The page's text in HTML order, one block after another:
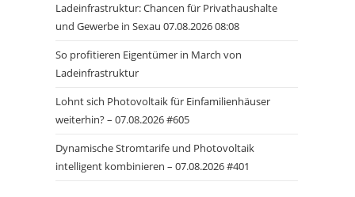
Ladeinfrastruktur: Chancen für Privathaushalte
und Gewerbe in Sexau 07.08.2026 08:08
So profitieren Eigentümer in March von
Ladeinfrastruktur
Lohnt sich Photovoltaik für Einfamilienhäuser
weiterhin? – 07.08.2026 #605
Dynamische Stromtarife und Photovoltaik
intelligent kombinieren – 07.08.2026 #401